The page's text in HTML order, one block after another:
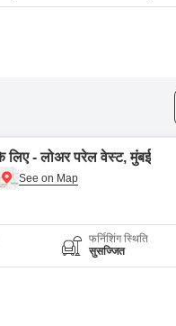
- लोअर परेल वेस्ट, मुंबई
फर्निशिंग स्थिति
सुसज्जित